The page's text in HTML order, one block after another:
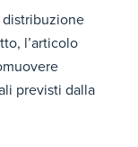
distribuzione
l’articolo
previsti dalla